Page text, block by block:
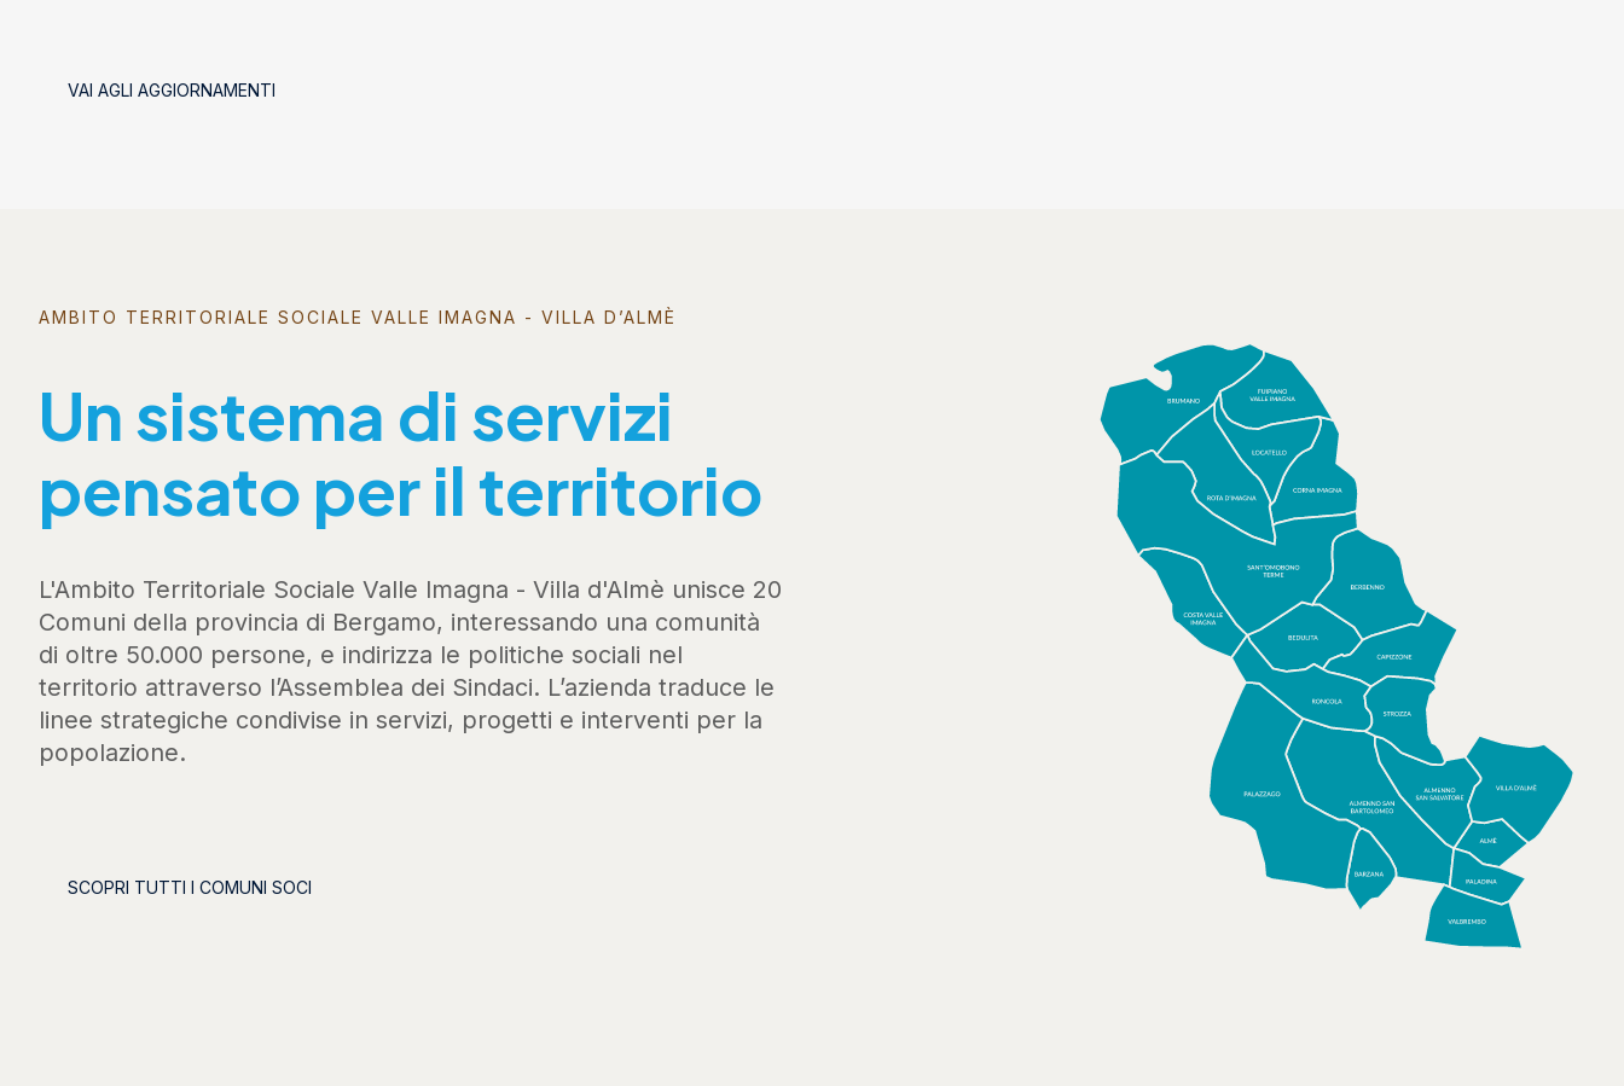
VAI AGLI AGGIORNAMENTI
AMBITO TERRITORIALE SOCIALE VALLE IMAGNA - VILLA D’ALMÈ
Un sistema di servizi
pensato per il territorio
L'Ambito Territoriale Sociale Valle Imagna - Villa d'Almè unisce 20
Comuni della provincia di Bergamo, interessando una comunità
di oltre 50.000 persone, e indirizza le politiche sociali nel
territorio attraverso l’Assemblea dei Sindaci. L’azienda traduce le
linee strategiche condivise in servizi, progetti e interventi per la
popolazione.
SCOPRI TUTTI I COMUNI SOCI